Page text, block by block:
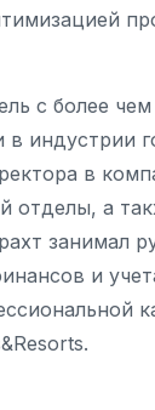
с более
в индустрии
в
отделы, а
занимал
и